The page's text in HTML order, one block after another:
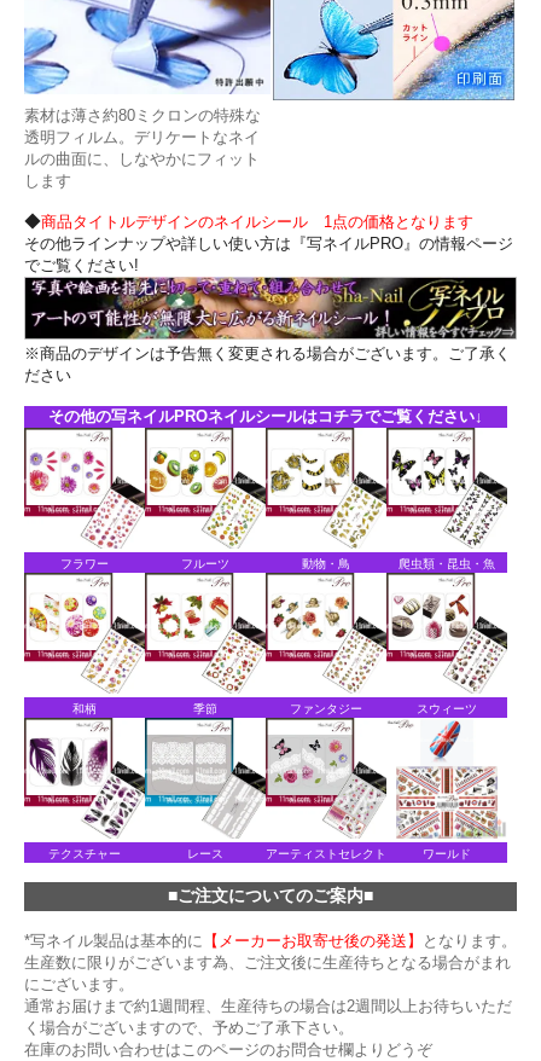
素材は薄さ約80ミクロンの特殊な
透明フィルム。デリケートなネイ
ルの曲面に、しなやかにフィット
します
◆商品タイトルデザインのネイルシール 1点の価格となります
その他ラインナップや詳しい使い方は『写ネイルPRO』の情報ページ
でご覧ください!
※商品のデザインは予告無く変更される場合がございます。ご了承く
ださい
その他の写ネイルPROネイルシールはコチラでご覧ください↓
フラワー フルーツ 動物・鳥 爬虫類・昆虫・魚
和柄 季節 ファンタジー スウィーツ
テクスチャー レース アーティストセレクト ワールド
■ご注文についてのご案内■
*写ネイル製品は基本的に 【メーカーお取寄せ後の発送】
となります。
生産数に限りがございます為、ご注文後に生産待ちとなる場合がまれ
にございます。
通常お届けまで約1週間程、生産待ちの場合は2週間以上お待ちいただ
く場合がございますので、予めご了承下さい。
在庫のお問い合わせはこのページのお問合せ欄よりどうぞ